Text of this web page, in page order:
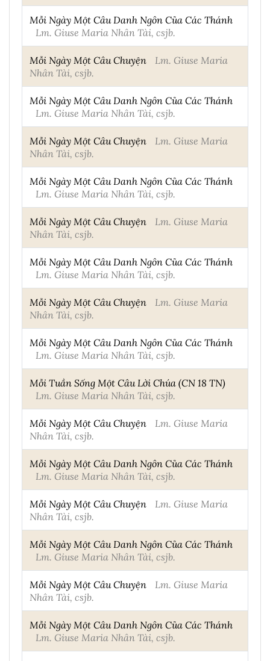
Mỗi Ngày Một Câu Danh Ngôn Của Các Thánh
Lm. Giuse Maria Nhân Tài, csjb.
Mỗi Ngày Một Câu Chuyện
Lm. Giuse Maria
Nhân Tài, csjb.
Mỗi Ngày Một Câu Danh Ngôn Của Các Thánh
Lm. Giuse Maria Nhân Tài, csjb.
Mỗi Ngày Một Câu Chuyện
Lm. Giuse Maria
Nhân Tài, csjb.
Mỗi Ngày Một Câu Danh Ngôn Của Các Thánh
Lm. Giuse Maria Nhân Tài, csjb.
Mỗi Ngày Một Câu Chuyện
Lm. Giuse Maria
Nhân Tài, csjb.
Mỗi Ngày Một Câu Danh Ngôn Của Các Thánh
Lm. Giuse Maria Nhân Tài, csjb.
Mỗi Ngày Một Câu Chuyện
Lm. Giuse Maria
Nhân Tài, csjb.
Mỗi Ngày Một Câu Danh Ngôn Của Các Thánh
Lm. Giuse Maria Nhân Tài, csjb.
Mỗi Tuần Sống Một Câu Lời Chúa (CN 18 TN)
Lm. Giuse Maria Nhân Tài, csjb.
Mỗi Ngày Một Câu Chuyện
Lm. Giuse Maria
Nhân Tài, csjb.
Mỗi Ngày Một Câu Danh Ngôn Của Các Thánh
Lm. Giuse Maria Nhân Tài, csjb.
Mỗi Ngày Một Câu Chuyện
Lm. Giuse Maria
Nhân Tài, csjb.
Mỗi Ngày Một Câu Danh Ngôn Của Các Thánh
Lm. Giuse Maria Nhân Tài, csjb.
Mỗi Ngày Một Câu Chuyện
Lm. Giuse Maria
Nhân Tài, csjb.
Mỗi Ngày Một Câu Danh Ngôn Của Các Thánh
Lm. Giuse Maria Nhân Tài, csjb.